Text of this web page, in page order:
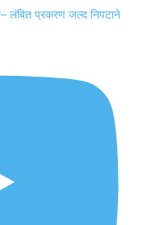
लंबित प्रकरण जल्द निपटाने